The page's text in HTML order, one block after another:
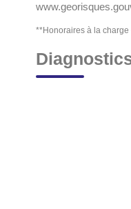
**Honoraires à la